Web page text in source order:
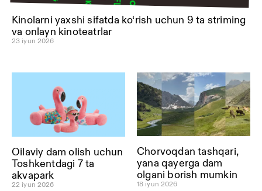
Kinolarni yaxshi sifatda ko‘rish uchun 9 ta striming
va onlayn kinoteatrlar
23 iyun 2026
Oilaviy dam olish uchun
Toshkentdagi 7 ta
akvapark
22 iyun 2026
Chorvoqdan tashqari,
yana qayerga dam
olgani borish mumkin
18 iyun 2026